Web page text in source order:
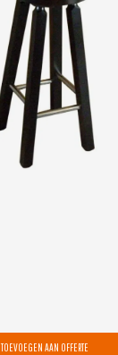
TOEVOEGEN AAN OFFERTE